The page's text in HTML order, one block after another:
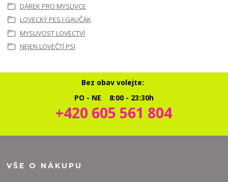
DÁREK PRO MYSLIVCE
LOVECKÝ PES I GAUČÁK
MYSLIVOST LOVECTVÍ
NEJEN LOVEČTÍ PSI
Bez obav volejte:
PO - NE 8:00 - 23:30h
+420 605 561 804
VŠE O NÁKUPU